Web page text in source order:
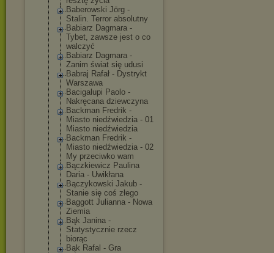
Baberowski Jörg -
Stalin. Terror absolutny
Babiarz Dagmara -
Tybet, zawsze jest o co
walczyć
Babiarz Dagmara -
Zanim świat się udusi
Babraj Rafał - Dystrykt
Warszawa
Bacigalupi Paolo -
Nakręcana dziewczyna
Backman Fredrik -
Miasto niedźwiedzia - 01
Miasto niedźwiedzia
Backman Fredrik -
Miasto niedźwiedzia - 02
My przeciwko wam
Bączkiewicz Paulina
Daria - Uwikłana
Bączykowski Jakub -
Stanie się coś złego
Baggott Julianna - Nowa
Ziemia
Bąk Janina -
Statystycznie rzecz
biorąc
Bąk Rafal - Gra